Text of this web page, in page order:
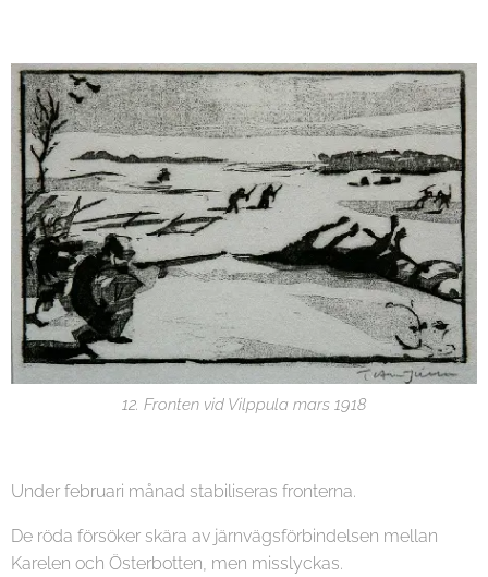
12. Fronten vid Vilppula mars 1918
Under februari månad stabiliseras fronterna.
De röda försöker skära av järnvägsförbindelsen mellan
Karelen och Österbotten, men misslyckas.